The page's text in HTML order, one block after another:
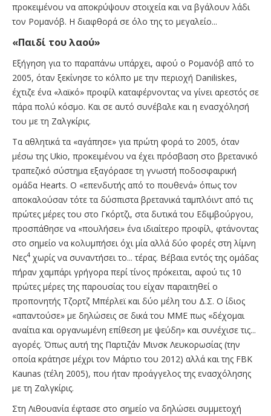
προκειμένου να αποκρύψουν στοιχεία και να βγάλουν λάδι
τον Ρομανόβ. Η διαφθορά σε όλο της το μεγαλείο...
«Παιδί του λαού»
Εξήγηση για το παραπάνω υπάρχει, αφού ο Ρομανόβ από το
2005, όταν ξεκίνησε το κόλπο με την περιοχή Daniliskes,
έχτιζε ένα «λαϊκό» προφίλ καταφέρνοντας να γίνει αρεστός σε
πάρα πολύ κόσμο. Και σε αυτό συνέβαλε και η ενασχόλησή
του με τη Ζαλγκίρις.
Τα αθλητικά τα «αγάπησε» για πρώτη φορά το 2005, όταν
μέσω της Ukio, προκειμένου να έχει πρόσβαση στο βρετανικό
τραπεζικό σύστημα εξαγόρασε τη γνωστή ποδοσφαιρική
ομάδα Hearts. Ο «επενδυτής από το πουθενά» όπως τον
αποκαλούσαν τότε τα δύσπιστα βρετανικά ταμπλόιντ από τις
πρώτες μέρες του στο Γκόρτζι, στα δυτικά του Εδιμβούργου,
προσπάθησε να «πουλήσει» ένα ιδιαίτερο προφίλ, φτάνοντας
στο σημείο να κολυμπήσει όχι μία αλλά δύο φορές στη λίμνη
Νες4 χωρίς να συναντήσει το... τέρας. Βέβαια εντός της ομάδας
πήραν χαμπάρι γρήγορα περί τίνος πρόκειται, αφού τις 10
πρώτες μέρες της παρουσίας του είχαν παραιτηθεί ο
προπονητής Τζορτζ Μπέρλεϊ και δύο μέλη του Δ.Σ. Ο ίδιος
«απαντούσε» με δηλώσεις σε δικά του ΜΜΕ πως «δέχομαι
αναίτια και οργανωμένη επίθεση με ψεύδη» και συνέχισε τις...
αγορές. Όπως αυτή της Παρτιζάν Μινσκ Λευκορωσίας (την
οποία κράτησε μέχρι τον Μάρτιο του 2012) αλλά και της FBK
Kaunas (τέλη 2005), που ήταν προάγγελος της ενασχόλησης
με τη Ζαλγκίρις.
Στη Λιθουανία έφτασε στο σημείο να δηλώσει συμμετοχή